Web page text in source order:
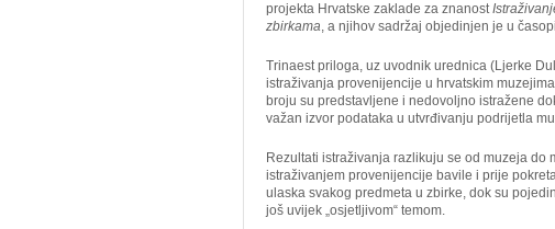
projekta Hrvatske zaklade za znanost
zbirkama, a njihov sadržaj objedinjen je u
Trinaest priloga, uz uvodnik urednica (Ljerke
istraživanja provenijencije u hrvatskim
broju su predstavljene i nedovoljno istražene
važan izvor podataka u utvrđivanju podrijetla
Rezultati istraživanja razlikuju se od muzeja do
istraživanjem provenijencije bavile i prije
ulaska svakog predmeta u zbirke, dok su
još uvijek „osjetljivom“ temom.